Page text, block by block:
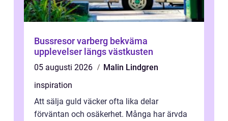
Bussresor varberg bekväma
upplevelser längs västkusten
05 augusti 2026
Malin Lindgren
inspiration
Att sälja guld väcker ofta lika delar
förväntan och osäkerhet. Många har ärvda